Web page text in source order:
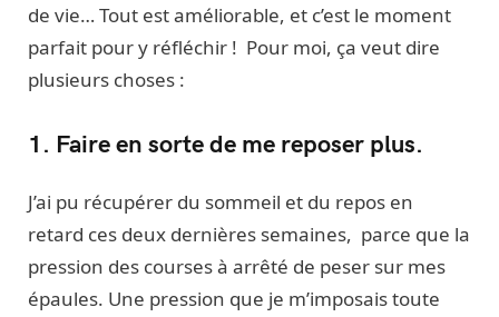
de vie… Tout est améliorable, et c’est le moment
parfait pour y réfléchir ! Pour moi, ça veut dire
plusieurs choses :
1. Faire en sorte de me reposer plus.
J’ai pu récupérer du sommeil et du repos en
retard ces deux dernières semaines, parce que la
pression des courses à arrêté de peser sur mes
épaules. Une pression que je m’imposais toute